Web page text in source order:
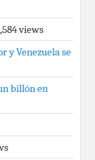
views
y Venezuela se
billón en